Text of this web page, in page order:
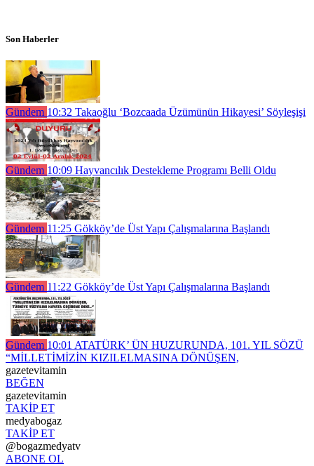
Son Haberler
Gündem 10:32 Takaoğlu ‘Bozcaada Üzümünün Hikayesi’ Söyleşişi
Gündem 10:09 Hayvancılık Destekleme Programı Belli Oldu
Gündem 11:25 Gökköy’de Üst Yapı Çalışmalarına Başlandı
Gündem 11:22 Gökköy’de Üst Yapı Çalışmalarına Başlandı
Gündem 10:01 ATATÜRK’ ÜN HUZURUNDA, 101. YIL SÖZÜ
“MİLLETİMİZİN KIZILELMASINA DÖNÜŞEN,
gazetevitamin
BEĞEN
gazetevitamin
TAKİP ET
medyabogaz
TAKİP ET
@bogazmedyatv
ABONE OL